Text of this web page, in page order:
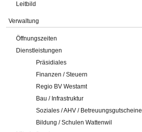
Leitbild
Verwaltung
Öffnungszeiten
Dienstleistungen
Präsidiales
Finanzen / Steuern
Regio BV Westamt
Bau / Infrastruktur
Soziales / AHV / Betreuungsgutscheine
Bildung / Schulen Wattenwil